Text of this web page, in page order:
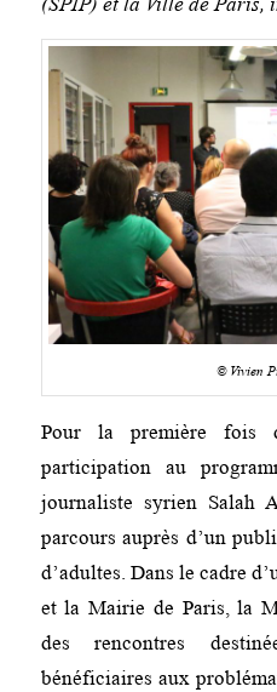
© Vivien
Pour la première fois
participation au
journaliste syrien Salah
parcours auprès d’un
d’adultes. Dans le cadre
et la Mairie de Paris, la
des rencontres
bénéficiaires aux